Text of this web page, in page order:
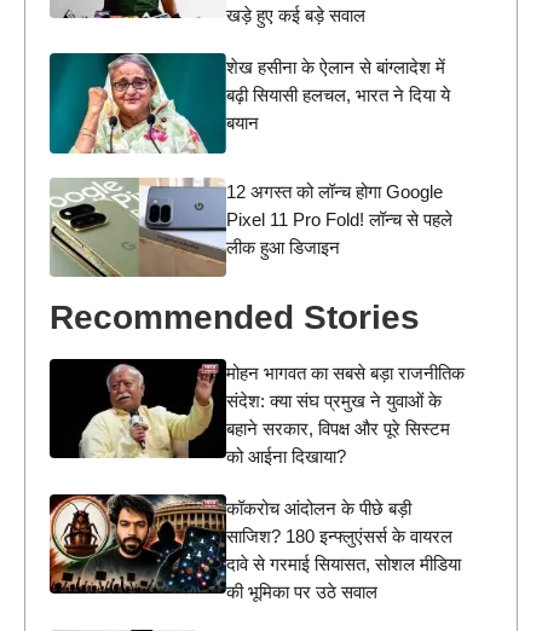
खड़े हुए कई बड़े सवाल
शेख हसीना के ऐलान से बांग्लादेश में
बढ़ी सियासी हलचल, भारत ने दिया ये
बयान
12 अगस्त को लॉन्च होगा Google
Pixel 11 Pro Fold! लॉन्च से पहले
लीक हुआ डिजाइन
Recommended Stories
मोहन भागवत का सबसे बड़ा राजनीतिक
संदेश: क्या संघ प्रमुख ने युवाओं के
बहाने सरकार, विपक्ष और पूरे सिस्टम
को आईना दिखाया?
कॉकरोच आंदोलन के पीछे बड़ी
साजिश? 180 इन्फ्लुएंसर्स के वायरल
दावे से गरमाई सियासत, सोशल मीडिया
की भूमिका पर उठे सवाल